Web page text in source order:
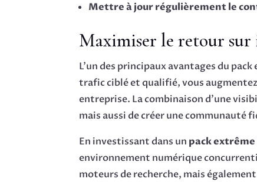
Mettre à jour régulièrement le
Maximiser le retour sur
L’un des principaux avantages du
trafic ciblé et qualifié, vous
entreprise. La combinaison d’une
mais aussi de créer une communauté
En investissant dans un pack extrême
environnement numérique
moteurs de recherche, mais